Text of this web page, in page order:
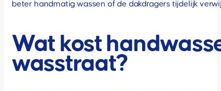
beter handmatig wassen of de dakdragers tijdelijk
Wat kost
wasstraat?